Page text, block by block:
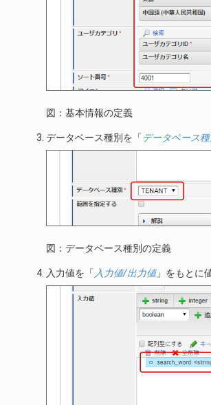
図：基本情報の定義
データベース種別を「 データベース
図：データベース種別の定義
入力値を「 入力値/出力値」をもとに